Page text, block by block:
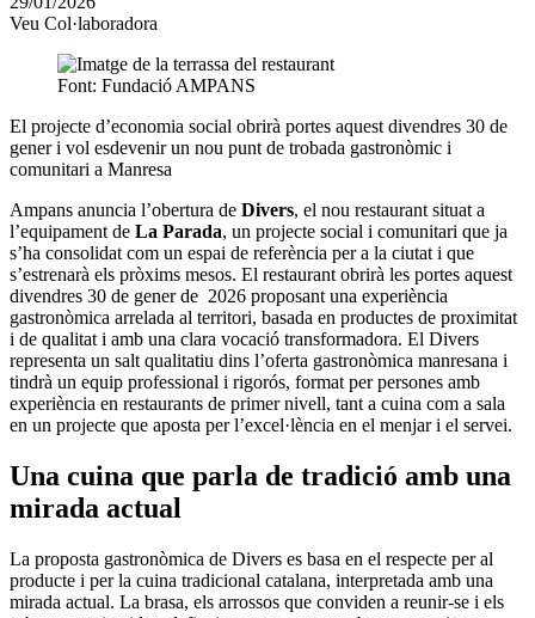
altres
xarxes
Veu Col·laboradora
Font: Fundació AMPANS
El projecte d’economia social obrirà portes aquest divendres 30 de
gener i vol esdevenir un nou punt de trobada gastronòmic i
comunitari a Manresa
Ampans anuncia l’obertura de Divers, el nou restaurant situat a
l’equipament de La Parada, un projecte social i comunitari que ja
s’ha consolidat com un espai de referència per a la ciutat i que
s’estrenarà els pròxims mesos. El restaurant obrirà les portes aquest
divendres 30 de gener de 2026 proposant una experiència
gastronòmica arrelada al territori, basada en productes de proximitat
i de qualitat i amb una clara vocació transformadora. El Divers
representa un salt qualitatiu dins l’oferta gastronòmica manresana i
tindrà un equip professional i rigorós, format per persones amb
experiència en restaurants de primer nivell, tant a cuina com a sala
en un projecte que aposta per l’excel·lència en el menjar i el servei.
Una cuina que parla de tradició amb una
mirada actual
La proposta gastronòmica de Divers es basa en el respecte per al
producte i per la cuina tradicional catalana, interpretada amb una
mirada actual. La brasa, els arrossos que conviden a reunir-se i els